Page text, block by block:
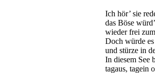
Ich hör’ sie
das Böse
wieder frei
Doch würde
und stürze in
In diesem See
tagaus, tagein